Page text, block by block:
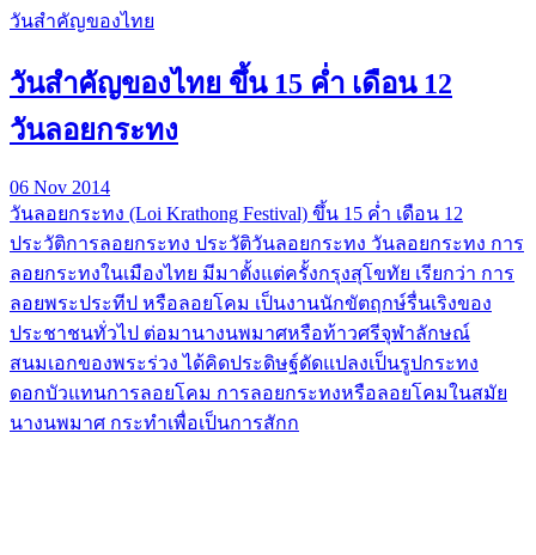
วันสำคัญของไทย
วันสำคัญของไทย ขึ้น 15 ค่ำ เดือน 12
วันลอยกระทง
06 Nov 2014
วันลอยกระทง (Loi Krathong Festival) ขึ้น 15 ค่ำ เดือน 12
ประวัติการลอยกระทง ประวัติวันลอยกระทง วันลอยกระทง การ
ลอยกระทงในเมืองไทย มีมาตั้งแต่ครั้งกรุงสุโขทัย เรียกว่า การ
ลอยพระประทีป หรือลอยโคม เป็นงานนักขัตฤกษ์รื่นเริงของ
ประชาชนทั่วไป ต่อมานางนพมาศหรือท้าวศรีจุฬาลักษณ์
สนมเอกของพระร่วง ได้คิดประดิษฐ์ดัดแปลงเป็นรูปกระทง
ดอกบัวแทนการลอยโคม การลอยกระทงหรือลอยโคมในสมัย
นางนพมาศ กระทำเพื่อเป็นการสักก